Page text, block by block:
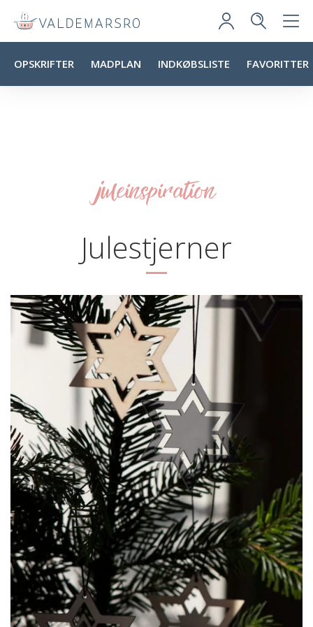
OPSKRIFTER MADPLAN INDKØBSLISTE FAVORITTER
juleinspiration
Julestjerner